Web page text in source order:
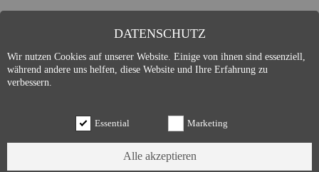
DATENSCHUTZ
Wir nutzen Cookies auf unserer Website. Einige von ihnen sind essenziell,
während andere uns helfen, diese Website und Ihre Erfahrung zu
verbessern.
Essential Marketing